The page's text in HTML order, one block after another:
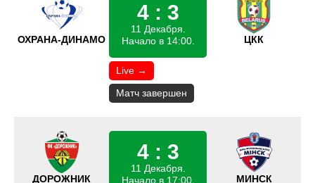
ОХРАНА-ДИНАМО
4 : 3
11 Декабря.
Начало в 14:00.
Live →
Матч завершен
ЦКК
ДОРОЖНИК
4 : 3
11 Декабря.
Начало в 17:00.
МИНСК